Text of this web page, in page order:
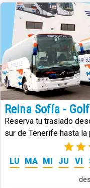
Reina Sofía -
Reserva tu traslado
sur de Tenerife hasta la
LU MA MI JU VI